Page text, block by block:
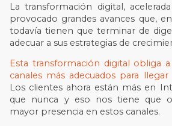
La transformación digital,
provocado grandes avances que,
todavía tienen que terminar de
adecuar a sus estrategias de
Esta transformación digital obliga
canales más adecuados para
Los clientes ahora están más en
que nunca y eso nos tiene que
mayor presencia en estos canales.